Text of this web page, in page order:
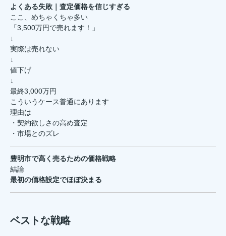
よくある失敗｜査定価格を信じすぎる
ここ、めちゃくちゃ多い
「3,500万円で売れます！」
↓
実際は売れない
↓
値下げ
↓
最終3,000万円
こういうケース普通にあります
理由は
・契約欲しさの高め査定
・市場とのズレ
豊明市で高く売るための価格戦略
結論
最初の価格設定でほぼ決まる
ベストな戦略